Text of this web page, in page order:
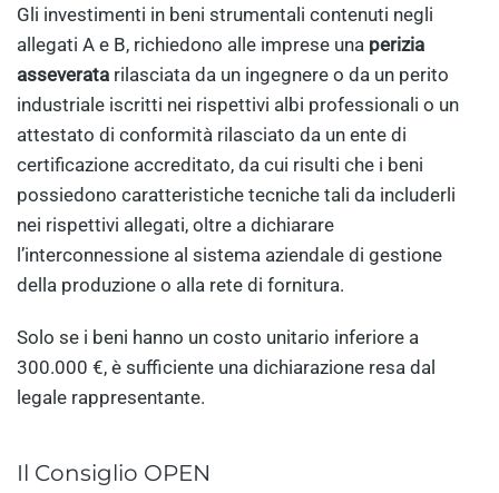
Gli investimenti in beni strumentali contenuti negli
allegati A e B, richiedono alle imprese una perizia
asseverata rilasciata da un ingegnere o da un perito
industriale iscritti nei rispettivi albi professionali o un
attestato di conformità rilasciato da un ente di
certificazione accreditato, da cui risulti che i beni
possiedono caratteristiche tecniche tali da includerli
nei rispettivi allegati, oltre a dichiarare
l’interconnessione al sistema aziendale di gestione
della produzione o alla rete di fornitura.
Solo se i beni hanno un costo unitario inferiore a
300.000 €, è sufficiente una dichiarazione resa dal
legale rappresentante.
Il Consiglio OPEN